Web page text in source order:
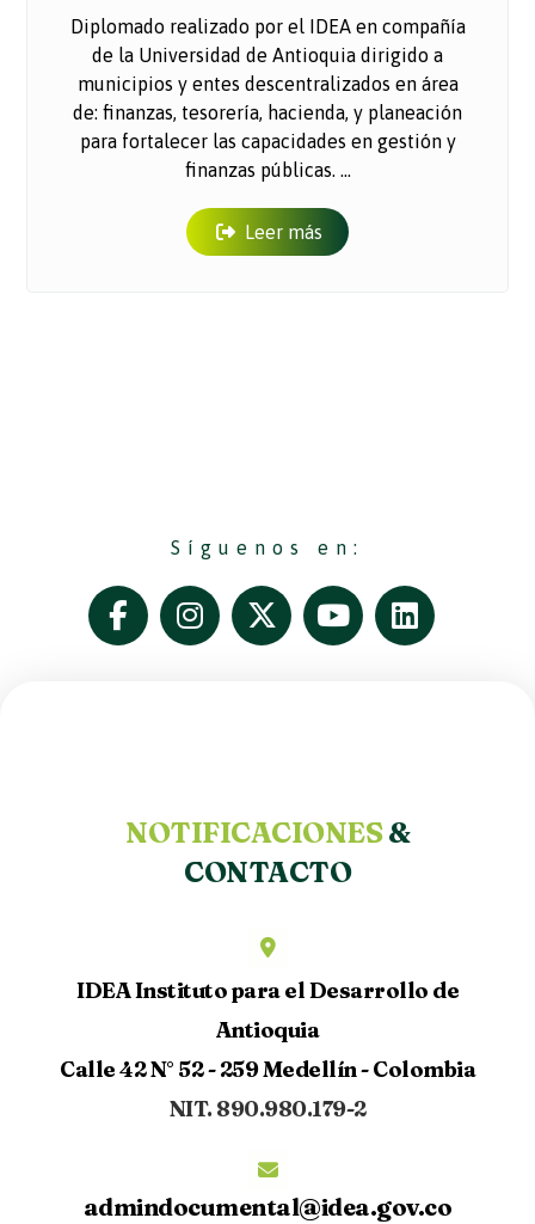
Diplomado realizado por el IDEA en compañía
de la Universidad de Antioquia dirigido a
municipios y entes descentralizados en área
de: finanzas, tesorería, hacienda, y planeación
para fortalecer las capacidades en gestión y
finanzas públicas. ...
Leer más
Síguenos en:
NOTIFICACIONES &
CONTACTO
IDEA Instituto para el Desarrollo de
Antioquia
Calle 42 N° 52 - 259 Medellín - Colombia
NIT. 890.980.179-2
admindocumental@idea.gov.co